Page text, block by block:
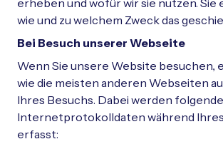
erheben und wofür wir sie nutzen. Sie
wie und zu welchem Zweck das
Bei Besuch unserer Webseite
Wenn Sie unsere Website besuchen,
wie die meisten anderen Webseiten
Ihres Besuchs. Dabei werden folgende
Internetprotokolldaten während
erfasst: